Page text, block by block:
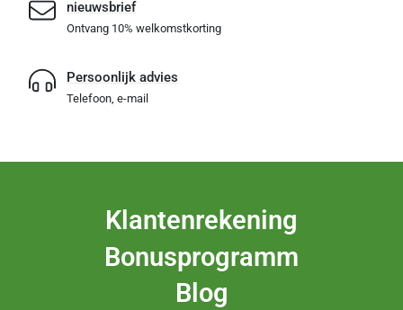
nieuwsbrief
Ontvang 10% welkomstkorting
Persoonlijk advies
Telefoon, e-mail
Klantenrekening
Bonusprogramm
Blog